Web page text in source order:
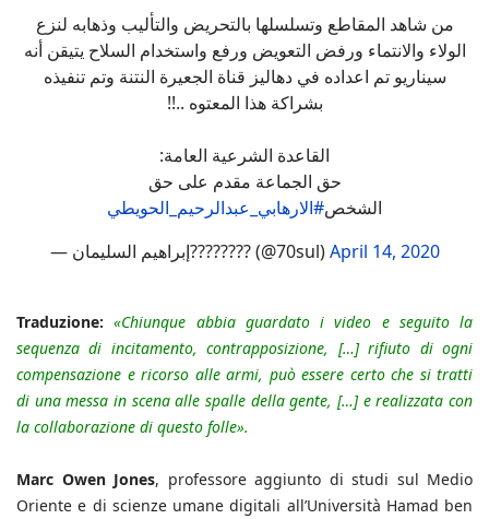
من شاهد المقاطع وتسلسلها بالتحريض والتأليب وذهابه لنزع
الولاء والانتماء ورفض التعويض ورفع واستخدام السلاح يتيقن أنه
سيناريو تم اعداده في دهاليز قناة الجعيرة النتنة وتم تنفيذه
بشراكة هذا المعتوه ..!!
القاعدة الشرعية العامة:
حق الجماعة مقدم على حق
الشخص#الارهابي_عبدالرحيم_الحويطي
— إبراهيم السليمان???????? (@70sul)April 14, 2020
Traduzione:«Chiunque abbia guardato i video e seguito la
sequenza di incitamento, contrapposizione, […] rifiuto di ogni
compensazione e ricorso alle armi, può essere certo che si tratti
di una messa in scena alle spalle della gente, […] e realizzata con
la collaborazione di questo folle».
Marc Owen Jones, professore aggiunto di studi sul Medio
Oriente e di scienze umane digitali all’Università Hamad ben